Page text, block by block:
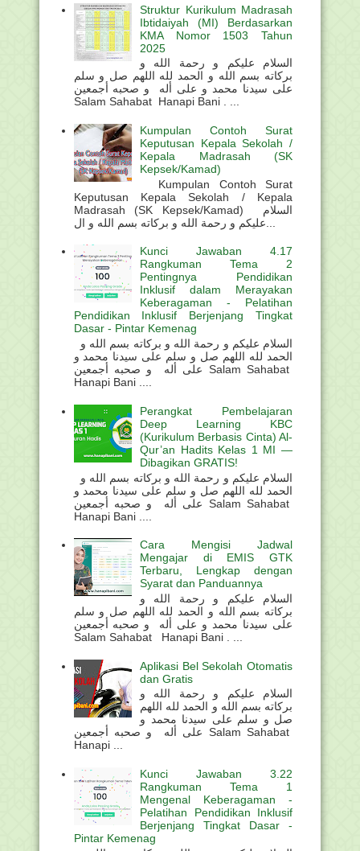
Struktur Kurikulum Madrasah
Ibtidaiyah (MI) Berdasarkan
KMA Nomor 1503 Tahun
2025
السلام عليكم و رحمة الله و
بركاته بسم الله و الحمد لله اللهم صل و سلم
على سيدنا محمد و على أله و صحبه أجمعين
Salam Sahabat Hanapi Bani . ...
Kumpulan Contoh Surat
Keputusan Kepala Sekolah /
Kepala Madrasah (SK
Kepsek/Kamad)
Kumpulan Contoh Surat
Keputusan Kepala Sekolah / Kepala
Madrasah (SK Kepsek/Kamad) السلام
Kunci Jawaban 4.17
Rangkuman Tema 2
Pentingnya Pendidikan
Inklusif dalam Merayakan
Keberagaman - Pelatihan
Pendidikan Inklusif Berjenjang Tingkat
Dasar - Pintar Kemenag
الحمد لله اللهم صل و سلم على سيدنا محمد و
على أله و صحبه أجمعين Salam Sahabat
Hanapi Bani ....
Perangkat Pembelajaran
Deep Learning KBC
(Kurikulum Berbasis Cinta) Al-
Qur’an Hadits Kelas 1 MI —
Dibagikan GRATIS!
الحمد لله اللهم صل و سلم على سيدنا محمد و
على أله و صحبه أجمعين Salam Sahabat
Hanapi Bani ....
Cara Mengisi Jadwal
Mengajar di EMIS GTK
Terbaru, Lengkap dengan
Syarat dan Panduannya
السلام عليكم و رحمة الله و
بركاته بسم الله و الحمد لله اللهم صل و سلم
على سيدنا محمد و على أله و صحبه أجمعين
Salam Sahabat Hanapi Bani . ...
Aplikasi Bel Sekolah Otomatis
dan Gratis
السلام عليكم و رحمة الله و
بركاته بسم الله و الحمد لله اللهم
صل و سلم على سيدنا محمد و
على أله و صحبه أجمعين Salam Sahabat
Hanapi ...
Kunci Jawaban 3.22
Rangkuman Tema 1
Mengenal Keberagaman -
Pelatihan Pendidikan Inklusif
Berjenjang Tingkat Dasar -
Pintar Kemenag